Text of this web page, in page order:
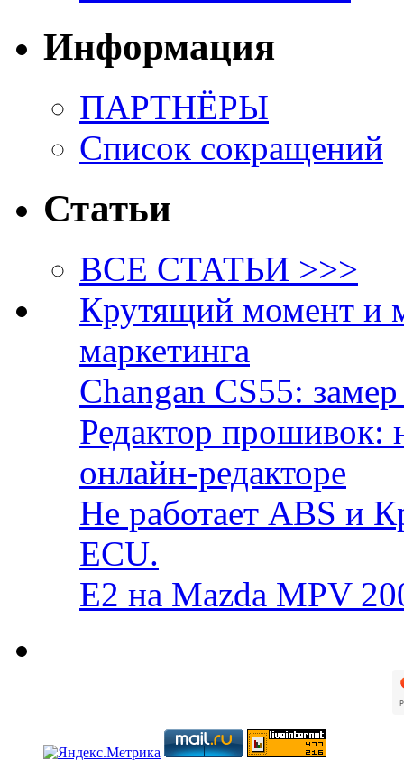
Информация
ПАРТНЁРЫ
Список сокращений
Статьи
ВСЕ СТАТЬИ >>>
Крутящий момент и
маркетинга
Changan CS55:
Редактор прошивок:
онлайн-редакторе
Не работает ABS и
ECU.
E2 на Mazda MPV